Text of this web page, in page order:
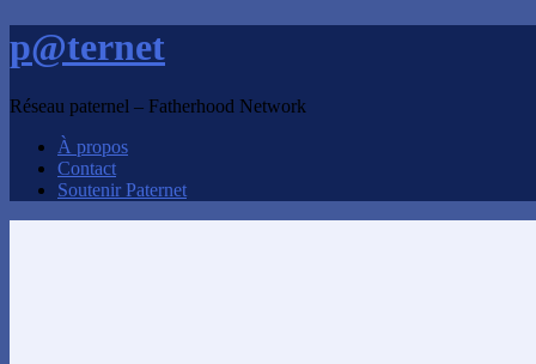
p@ternet
Réseau paternel – Fatherhood Network
À propos
Contact
Soutenir Paternet